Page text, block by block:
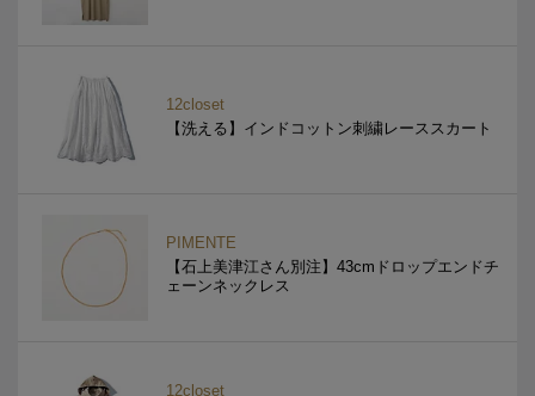
12closet
【洗える】インドコットン刺繍レーススカート
PIMENTE
【石上美津江さん別注】43cmドロップエンドチ
ェーンネックレス
12closet